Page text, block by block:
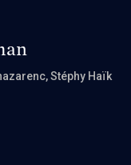
, Stéphy Haïk